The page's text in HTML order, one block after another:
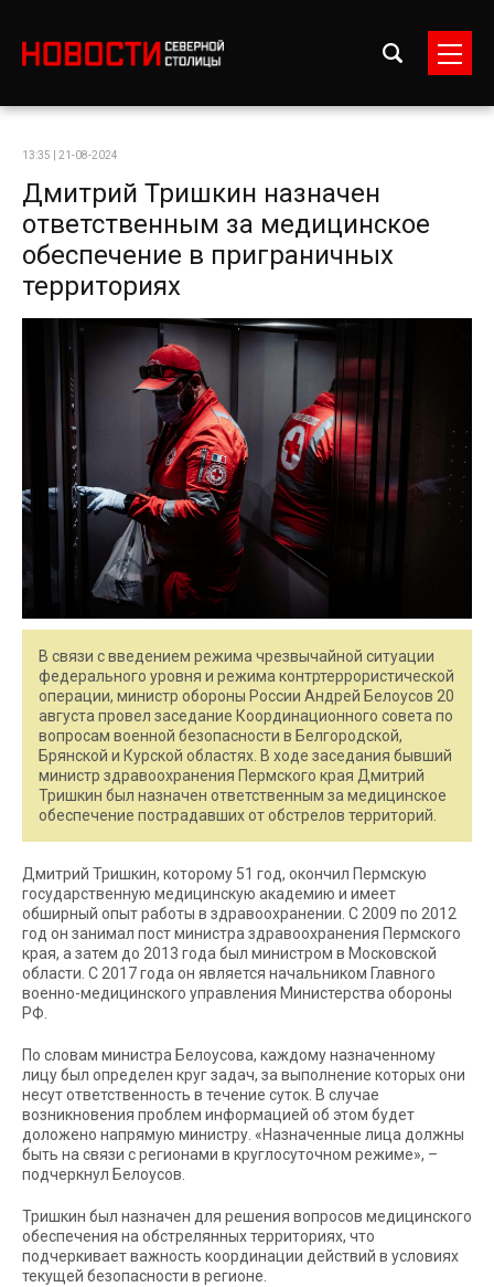
13:35 | 21-08-2024
Дмитрий Тришкин назначен
ответственным за медицинское
обеспечение в приграничных
территориях
В связи с введением режима чрезвычайной ситуации
федерального уровня и режима контртеррористической
операции, министр обороны России Андрей Белоусов 20
августа провел заседание Координационного совета по
вопросам военной безопасности в Белгородской,
Брянской и Курской областях. В ходе заседания бывший
министр здравоохранения Пермского края Дмитрий
Тришкин был назначен ответственным за медицинское
обеспечение пострадавших от обстрелов территорий.
Дмитрий Тришкин, которому 51 год, окончил Пермскую
государственную медицинскую академию и имеет
обширный опыт работы в здравоохранении. С 2009 по 2012
год он занимал пост министра здравоохранения Пермского
края, а затем до 2013 года был министром в Московской
области. С 2017 года он является начальником Главного
военно-медицинского управления Министерства обороны
РФ.
По словам министра Белоусова, каждому назначенному
лицу был определен круг задач, за выполнение которых они
несут ответственность в течение суток. В случае
возникновения проблем информацией об этом будет
доложено напрямую министру. «Назначенные лица должны
быть на связи с регионами в круглосуточном режиме», –
подчеркнул Белоусов.
Тришкин был назначен для решения вопросов медицинского
обеспечения на обстрелянных территориях, что
подчеркивает важность координации действий в условиях
текущей безопасности в регионе.